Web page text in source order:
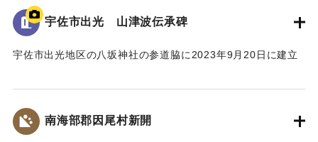
【出典：案内板】
｜固有コード:
併せて昭和20年9月台風第16号、昭和36年10月の大雨によっ
て発生した洪水の水位高も記録されている。
[学生CERDの感想]
の甚大さが伺えた。
宇佐市出光 山津波伝承碑
宇佐市出光地区の八坂神社の参道脇に2023年9月20日に建立
1943（昭和18）年9月20日に発生した大規模な土石流によ
り、八坂神社周辺の集落が被害を受けた。
災害発生当時の新聞には死者27人と記載されているが、近く
南海部郡因尾村新開